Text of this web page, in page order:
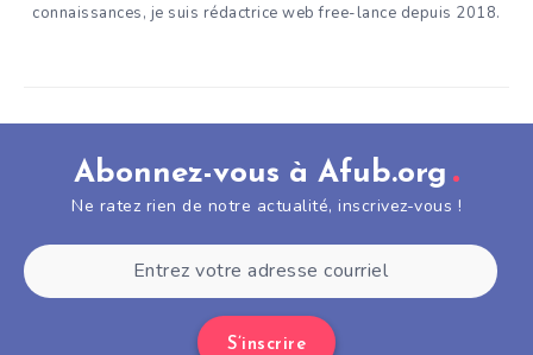
connaissances, je suis rédactrice web free-lance depuis 2018.
Abonnez-vous à Afub.org
Ne ratez rien de notre actualité, inscrivez-vous !
S’inscrire